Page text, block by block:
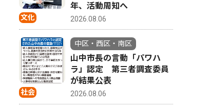
文化
年、活動周知へ
2026.08.06
社会
中区・西区・南区
山中市長の言動「パワハ
ラ」認定 第三者調査委員
が結果公表
2026.08.06